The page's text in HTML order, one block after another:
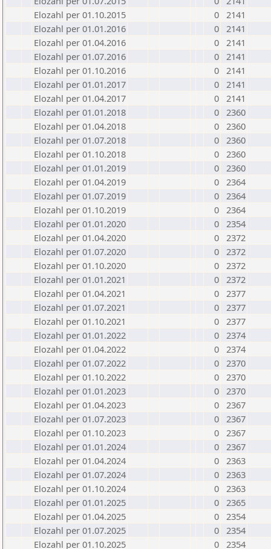
Elozahl per 01.10.2015
0 2141
Elozahl per 01.01.2016
0 2141
Elozahl per 01.04.2016
0 2141
Elozahl per 01.07.2016
0 2141
Elozahl per 01.10.2016
0 2141
Elozahl per 01.01.2017
0 2141
Elozahl per 01.04.2017
0 2141
Elozahl per 01.01.2018
0 2360
Elozahl per 01.04.2018
0 2360
Elozahl per 01.07.2018
0 2360
Elozahl per 01.10.2018
0 2360
Elozahl per 01.01.2019
0 2360
Elozahl per 01.04.2019
0 2364
Elozahl per 01.07.2019
0 2364
Elozahl per 01.10.2019
0 2364
Elozahl per 01.01.2020
0 2354
Elozahl per 01.04.2020
0 2372
Elozahl per 01.07.2020
0 2372
Elozahl per 01.10.2020
0 2372
Elozahl per 01.01.2021
0 2372
Elozahl per 01.04.2021
0 2377
Elozahl per 01.07.2021
0 2377
Elozahl per 01.10.2021
0 2377
Elozahl per 01.01.2022
0 2374
Elozahl per 01.04.2022
0 2374
Elozahl per 01.07.2022
0 2370
Elozahl per 01.10.2022
0 2370
Elozahl per 01.01.2023
0 2370
Elozahl per 01.04.2023
0 2367
Elozahl per 01.07.2023
0 2367
Elozahl per 01.10.2023
0 2367
Elozahl per 01.01.2024
0 2367
Elozahl per 01.04.2024
0 2363
Elozahl per 01.07.2024
0 2363
Elozahl per 01.10.2024
0 2363
Elozahl per 01.01.2025
0 2365
Elozahl per 01.04.2025
0 2354
Elozahl per 01.07.2025
0 2354
Elozahl per 01.10.2025
0 2354